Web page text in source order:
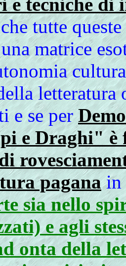
tutte
matrice
e se per
e Draghi" è
paganain
sia nello
e agli
onta della